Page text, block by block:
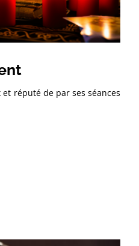
réputé de par ses séances